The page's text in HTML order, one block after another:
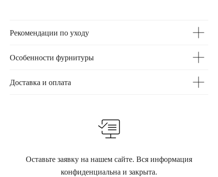
Рекомендации по уходу
Особенности фурнитуры
Доставка и оплата
Оставьте заявку на нашем сайте. Вся информация
конфиденциальна и закрыта.